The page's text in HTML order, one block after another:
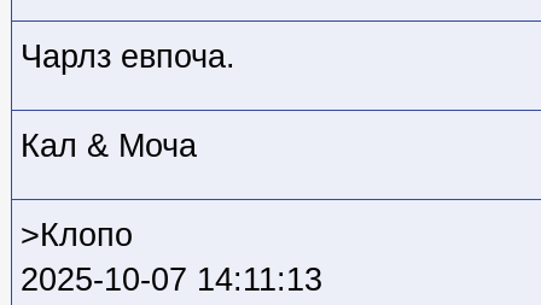
Чарлз евпоча.
Кал & Моча
>Клопо
2025-10-07 14:11:13